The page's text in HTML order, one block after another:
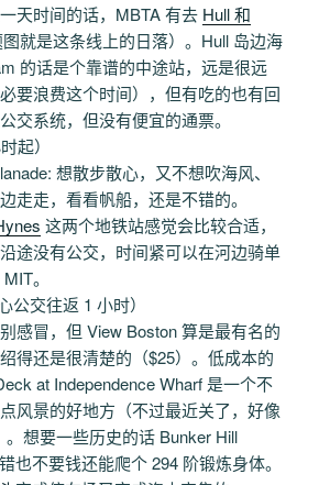
天时间的话，MBTA 有去 Hull 和
就是这条线上的日落）。Hull 岛边海
的话是个靠谱的中途站，远是很远
必要浪费这个时间），但有吃的也有回
交系统，但没有便宜的通票。
起）
想散步散心，又不想吹海风、
走走，看看帆船，还是不错的。
这两个地铁站感觉会比较合适，
途没有公交，时间紧可以在河边骑单
。
公交往返 1 小时）
感冒，但 View Boston 算是最有名的
得还是很清楚的（$25）。低成本的
at Independence Wharf 是一个不
风景的好地方（不过最近关了，好像
想要一些历史的话 Bunker Hill
也不要钱还能爬个 294 阶锻炼身体。